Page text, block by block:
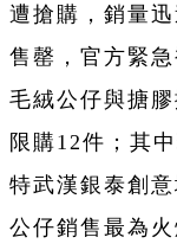
遭搶購，銷量
售罄，官方緊
毛絨公仔與搪
限購12件；其
特武漢銀泰創
公仔銷售最為